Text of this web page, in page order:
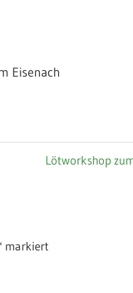
Eisenach
Nächster
Lötworkshop
markiert